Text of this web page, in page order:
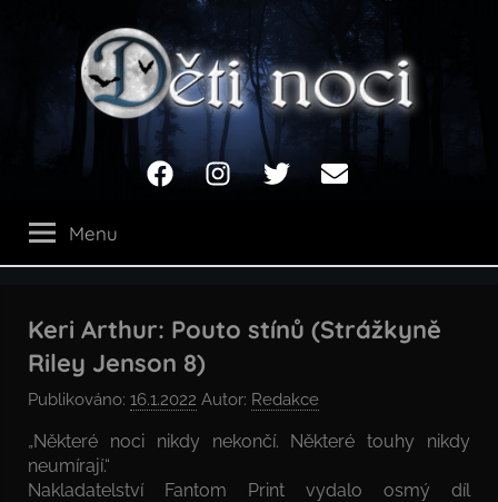
Děti
noci
FacebookInstagram
Twitter Email
Menu
Keri Arthur: Pouto stínů (Strážkyně
Riley Jenson 8)
Publikováno: 16.1.2022 Autor: Redakce
„Některé noci nikdy nekončí. Některé touhy nikdy
neumírají.“
Nakladatelství Fantom Print vydalo osmý díl